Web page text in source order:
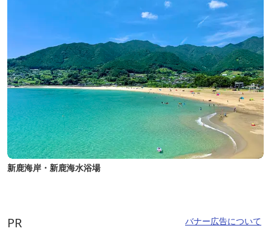
新鹿海岸・新鹿海水浴場
PR バナー広告について